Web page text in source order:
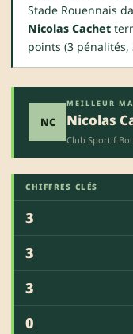
Stade Rouennais
Nicolas Cachet
points (3
NC
MEILLEUR
Nicolas
Club Sportif
CHIFFRES CLÉS
3
3
3
0